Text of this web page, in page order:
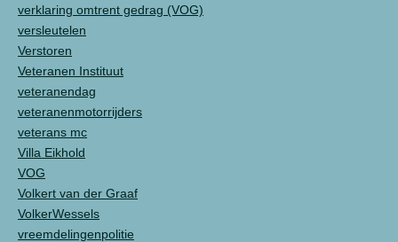
verklaring omtrent gedrag (VOG)
versleutelen
Verstoren
Veteranen Instituut
veteranendag
veteranenmotorrijders
veterans mc
Villa Eikhold
VOG
Volkert van der Graaf
VolkerWessels
vreemdelingenpolitie